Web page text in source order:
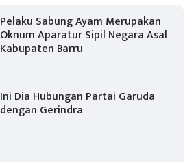
Pelaku Sabung Ayam Merupakan
Oknum Aparatur Sipil Negara Asal
Kabupaten Barru
Ini Dia Hubungan Partai Garuda
dengan Gerindra